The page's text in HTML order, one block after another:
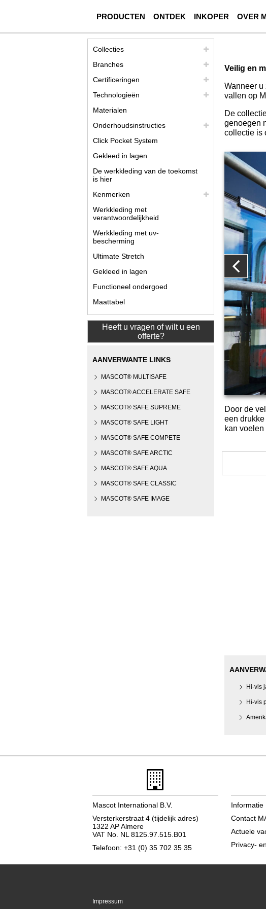
PRODUCTEN ONTDEK INKOPER OVER
Veilig en
Wanneer
vallen op
De
genoegen
collectie is
Door de
een
kan
Hi-vis
Hi-vis
Collecties
Branches
Certificeringen
Technologieën
Materialen
Onderhoudsinstructies
Click Pocket System
Gekleed in lagen
De werkkleding van de toekomst
is hier
Kenmerken
Werkkleding met
verantwoordelijkheid
Werkkleding met uv-
bescherming
Ultimate Stretch
Gekleed in lagen
Functioneel ondergoed
Maattabel
Heeft u vragen of wilt u een
offerte?
AANVERWANTE LINKS
MASCOT® MULTISAFE
MASCOT® ACCELERATE SAFE
MASCOT® SAFE SUPREME
MASCOT® SAFE LIGHT
MASCOT® SAFE COMPETE
MASCOT® SAFE ARCTIC
MASCOT® SAFE AQUA
MASCOT® SAFE CLASSIC
MASCOT® SAFE IMAGE
Mascot International B.V.
Versterkerstraat 4 (tijdelijk adres)
1322 AP Almere
VAT No. NL 8125.97.515.B01
Telefoon: +31 (0) 35 702 35 35
Informatie
Contact
Actuele
Privacy-
Impressum